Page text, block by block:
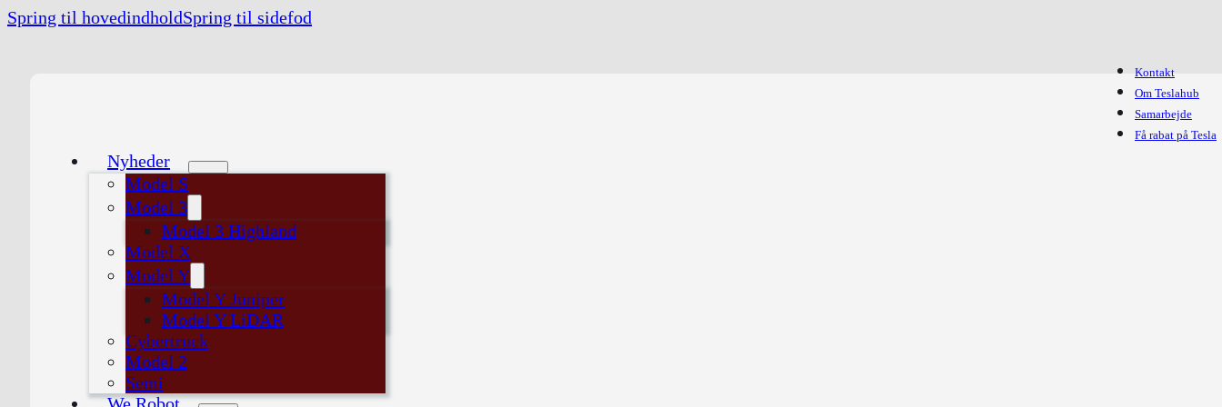
Spring til hovedindholdSpring til sidefod
Kontakt
Om Teslahub
Samarbejde
Få rabat på Tesla
Nyheder
Model S
Model 3
Model 3 Highland
Model X
Model Y
Model Y Juniper
Model Y LiDAR
Cybertruck
Model 2
Semi